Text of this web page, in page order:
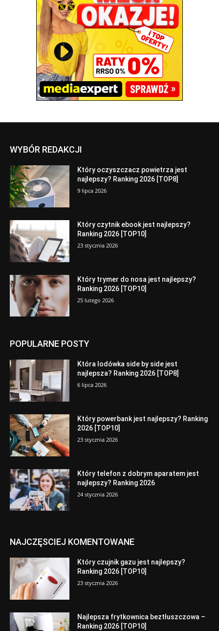
WYBÓR REDAKCJI
Który oczyszczacz powietrza jest
najlepszy? Ranking 2026 [TOP8]
9 lipca 2026
Który czytnik ebook jest najlepszy?
Ranking 2026 [TOP10]
23 stycznia 2026
Który trymer do nosa jest najlepszy?
Ranking 2026 [TOP10]
25 lutego 2026
POPULARNE POSTY
Która lodówka side by side jest
najlepsza? Ranking 2026 [TOP8]
6 lipca 2026
Który powerbank jest najlepszy? Ranking
2026 [TOP10]
23 stycznia 2026
Który telefon z dobrym aparatem jest
najlepszy? Ranking 2026
24 stycznia 2026
NAJCZĘSCIEJ KOMENTOWANE
Który czujnik gazu jest najlepszy?
Ranking 2026 [TOP10]
23 stycznia 2026
Najlepsza frytkownica beztłuszczowa –
Ranking 2026 [TOP10]